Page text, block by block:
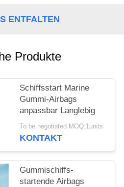
ENTFALTEN
Produkte
Schiffsstart Marine
Gummi-Airbags
anpassbar Langlebig
To be negotiated MOQ:1units
KONTAKT
Gummischiffs-
startende Airbags